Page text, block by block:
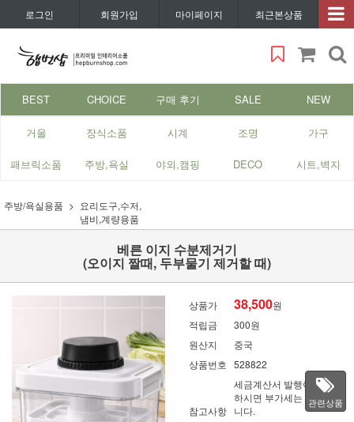
로그인 회원가입 마이페이지 최근본상품
BEST CHOICE 구매 후기 SALE NEW
거울 장식소품 시계 조명 가구
패브릭소품 주방,욕실 야외,캠핑 DECO 시트,벽지
주방/욕실용품
요리도구,수저,
냄비,계량용품
베른 이지 수분제거기
(오이지 짤때, 두부물기 제거할 때)
상품가 38,500원
적립금
300원
원산지
중국
상품번호 528822
참고사항
세금계산서 발행이 필요
하시면 부가세는 별도입
니다.
관련상품